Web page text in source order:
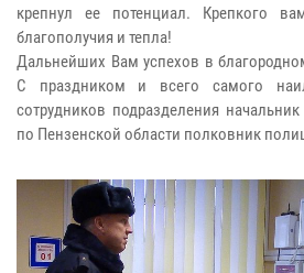
крепнул ее потенциал. Крепкого
благополучия и тепла!
Дальнейших Вам успехов в
С праздником и всего самого
сотрудников подразделения
по Пензенской области полковник